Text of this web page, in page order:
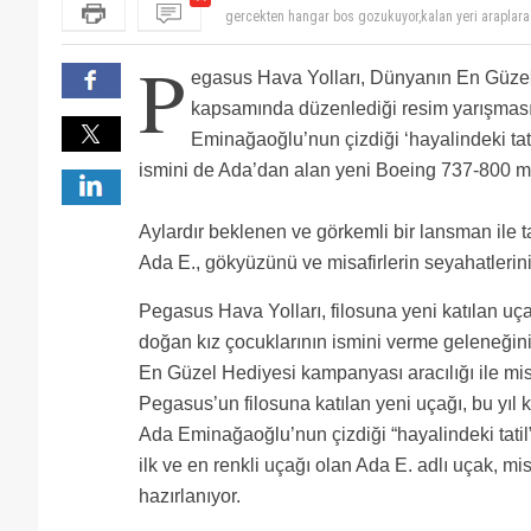
Uçak bayağı şirin olmuş. Bence başka şirketler de
Kimse bıdı bıdı etmesin pgs nin çoğu uçağında
sn.diye başlar tüm yazışmalar kıskanmayın böyle
kıskanmayın destek olun köstek değil bir kez daha
hayırlı uğurlu olsun öncelikle kazasız belasız
yeni pilotlar yeni hostesler yeni iş imkanları ortaya
kampanya olmuş. sosyal aktiviteler yapmak bence
ANA detected
Sene 1999, daha Türkiye de low Cost yok, charter
her koltuk ama reklam ağırlık, çocuklara oyuncak,
ama Ali bey yaptı. Pegasus havacılığı değiştirdi.
Bu uçak hangi hatta çalışıyor? İstanbul-Ankara mı?
Niye bütün hosteslerin kaşları ido tatlıses gibi :/
Mytechnic e laf atan arkadas pegasus a yer bos
P egasus Hava Yolları, Dünyanın En
kapsamında düzenlediği resim
Eminağaoğlu’nun çizdiği ‘hayalindeki
ismini de Ada’dan alan yeni Boeing 737-800
Aylardır beklenen ve görkemli bir lansman ile
Ada E., gökyüzünü ve misafirlerin
Pegasus Hava Yolları, filosuna yeni katılan
doğan kız çocuklarının ismini verme
En Güzel Hediyesi kampanyası aracılığı ile
Pegasus’un filosuna katılan yeni uçağı, bu
Ada Eminağaoğlu’nun çizdiği “hayalindeki
ilk ve en renkli uçağı olan Ada E. adlı uçak,
hazırlanıyor.